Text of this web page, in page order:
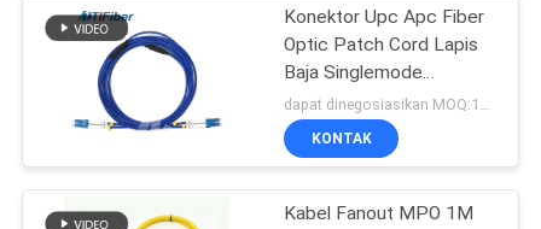
Konektor Upc Apc Fiber
Optic Patch Cord Lapis
Baja Singlemode
Multimode
dapat dinegosiasikan MOQ:1000
KONTAK
Kabel Fanout MPO 1M